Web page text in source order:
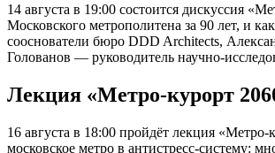
14 августа в 19:00 состоится дискуссия
Московского метрополитена за 90 лет, и
сооснователи бюро DDD Architects,
Голованов — руководитель научно-
Лекция «Метро-курорт
16 августа в 18:00 пройдёт лекция
московское метро в антистресс-систему: